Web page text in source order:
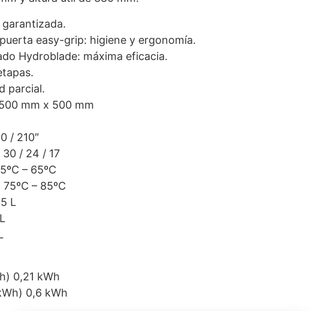
easy-grip: higiene y ergonomía.
Hydroblade: máxima eficacia.
parcial.
mm x 500 mm
/ 210″
/ 24 / 17
– 65ºC
– 85ºC
L
0,21 kWh
0,6 kWh